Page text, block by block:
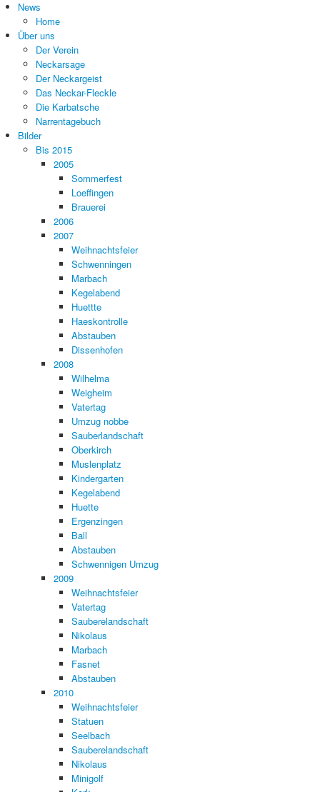
News
Home
Über uns
Der Verein
Neckarsage
Der Neckargeist
Das Neckar-Fleckle
Die Karbatsche
Narrentagebuch
Bilder
Bis 2015
2005
Sommerfest
Loeffingen
Brauerei
2006
2007
Weihnachtsfeier
Schwenningen
Marbach
Kegelabend
Huettte
Haeskontrolle
Abstauben
Dissenhofen
2008
Wilhelma
Weigheim
Vatertag
Umzug nobbe
Sauberlandschaft
Oberkirch
Muslenplatz
Kindergarten
Kegelabend
Huette
Ergenzingen
Ball
Abstauben
Schwennigen Umzug
2009
Weihnachtsfeier
Vatertag
Sauberelandschaft
Nikolaus
Marbach
Fasnet
Abstauben
2010
Weihnachtsfeier
Statuen
Seelbach
Sauberelandschaft
Nikolaus
Minigolf